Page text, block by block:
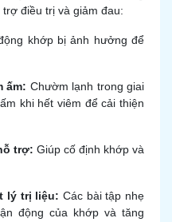
điều trị và giảm đau:
khớp bị ảnh hưởng để
ấm: Chườm lạnh trong giai
khi hết viêm để cải thiện
trợ: Giúp cố định khớp và
lý trị liệu: Các bài tập nhẹ
động của khớp và tăng